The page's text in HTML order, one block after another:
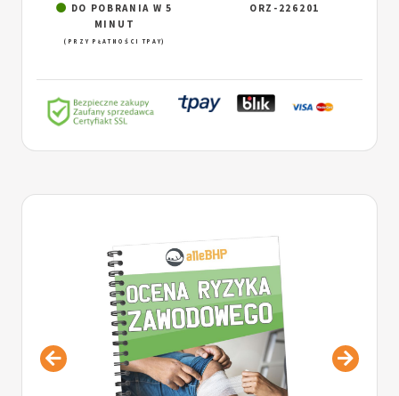
DO POBRANIA W 5
MINUT
(PRZY PŁATNOŚCI TPAY)
ORZ-226201